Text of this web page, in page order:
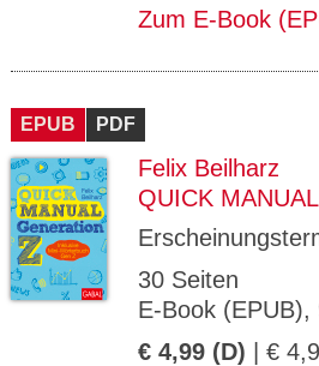
Zum E-Book
EPUB PDF
Felix Beilharz
QUICK
30 Seiten
E-Book
€ 4,99 (D) | €